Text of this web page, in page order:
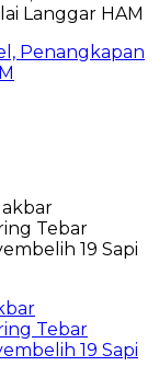
Penangkapan
Tebar
19 Sapi